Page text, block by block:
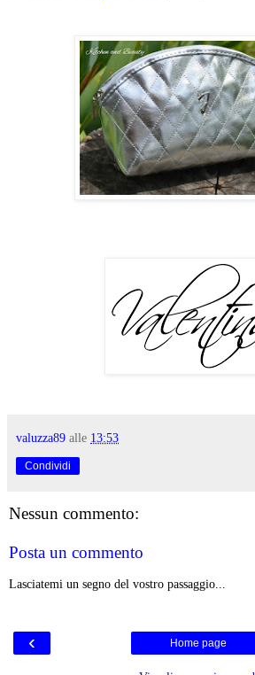
valuzza89 alle 13:53
Condividi
Nessun commento:
Posta un commento
Lasciatemi un segno del vostro passaggio...
‹ Home page